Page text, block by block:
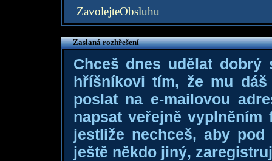
ZavolejteObsluhu
Zaslaná rozhřešení
Chceš dnes udělat dobrý
hříšníkovi tím, že mu
poslat na e-mailovou
napsat veřejně
jestliže nechceš, aby
ještě někdo jiný,